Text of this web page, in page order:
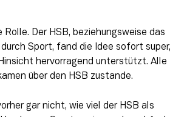
Rolle. Der HSB, beziehungsweise das
Sport, fand die Idee sofort super,
hervorragend unterstützt. Alle
über den HSB zustande.
gar nicht, wie viel der HSB als